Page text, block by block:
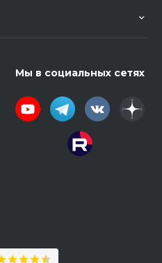
Мы в социальных сетях